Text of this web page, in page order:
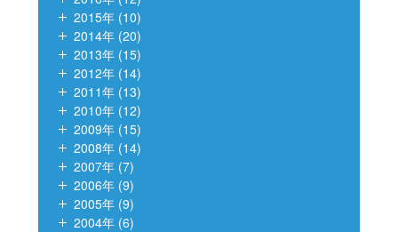
2015年 (10)
2014年 (20)
2013年 (15)
2012年 (14)
2011年 (13)
2010年 (12)
2009年 (15)
2008年 (14)
2007年 (7)
2006年 (9)
2005年 (9)
2004年 (6)